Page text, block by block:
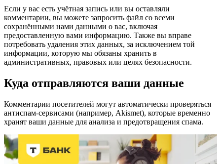
Если у вас есть учётная запись или вы оставляли
комментарии, вы можете запросить файл со всеми
сохранёнными нами данными о вас, включая
предоставленную вами информацию. Также вы вправе
потребовать удаления этих данных, за исключением той
информации, которую мы обязаны хранить в
административных, правовых или целях безопасности.
Куда отправляются ваши данные
Комментарии посетителей могут автоматически проверяться
антиспам-сервисами (например, Akismet), которые временно
хранят ваши данные для анализа и предотвращения спама.